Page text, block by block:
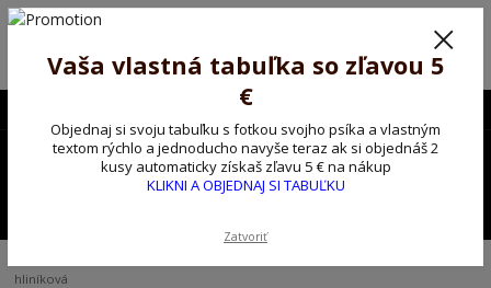
Poprosíme ctených zákazníkov o trpezlivosť, v tomto období máme
Preto sme Vám pripravili malý darček ako ospravedlnenie.
!!! ZĽAVA 5€ na PRVÚ objednávku nad 30€ s kódom pozorpes5 !!!
0,00 EUR
hliníková
Vaša vlastná tabuľka so zľavou 5
€
Objednaj si svoju tabuľku s fotkou svojho psíka a vlastným
textom rýchlo a jednoducho navyše teraz ak si objednáš 2
kusy automaticky získaš zľavu 5 € na nákup
KLIKNI A OBJEDNAJ SI TABUĽKU
Zatvoriť